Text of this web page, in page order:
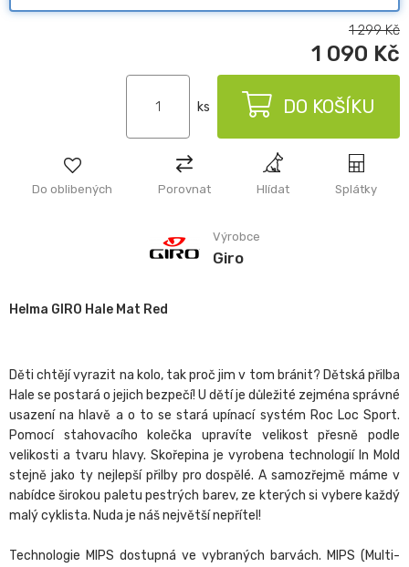
Výrobce
Giro
Do oblibených Porovnat Hlídat Splátky
1 299Kč
1 090 Kč
ks DO KOŠÍKU
Helma GIRO Hale Mat Red
Děti chtějí vyrazit na kolo, tak proč jim v tom bránit? Dětská přilba
Hale se postará o jejich bezpečí! U dětí je důležité zejména správné
usazení na hlavě a o to se stará upínací systém Roc Loc Sport.
Pomocí stahovacího kolečka upravíte velikost přesně podle
velikosti a tvaru hlavy. Skořepina je vyrobena technologií In Mold
stejně jako ty nejlepší přilby pro dospělé. A samozřejmě máme v
nabídce širokou paletu pestrých barev, ze kterých si vybere každý
malý cyklista. Nuda je náš největší nepřítel!
Technologie MIPS dostupná ve vybraných barvách. MIPS (Multi-